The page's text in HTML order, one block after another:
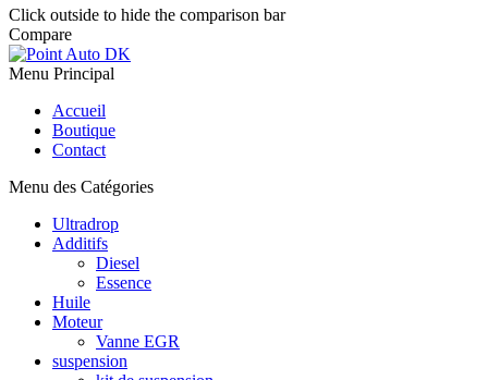
Click outside to hide the comparison bar
Compare
Menu Principal
Accueil
Boutique
Contact
Menu des Catégories
Ultradrop
Additifs
Diesel
Essence
Huile
Moteur
Vanne EGR
suspension